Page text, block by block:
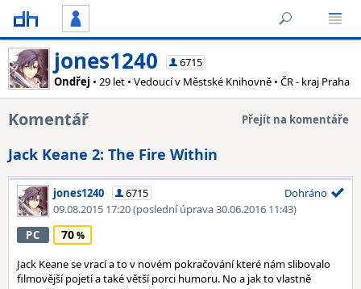
jones1240
6715
Ondřej • 29 let • Vedoucí v Městské Knihovně • ČR - kraj Praha
Komentář Přejít na komentáře
Jack Keane 2: The Fire Within
jones1240
6715
09.08.2015 17:20(poslední úprava 30.06.2016 11:43)
Dohráno
PC 70
Jack Keane se vrací a to v novém pokračování které nám slibovalo
filmovější pojetí a také větší porci humoru. No a jak to vlastně